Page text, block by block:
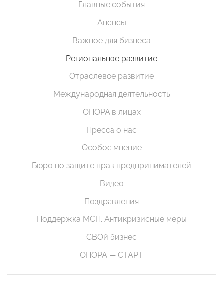
Главные события
Анонсы
Важное для бизнеса
Региональное развитие
Отраслевое развитие
Международная деятельность
ОПОРА в лицах
Пресса о нас
Особое мнение
Бюро по защите прав предпринимателей
Видео
Поздравления
Поддержка МСП. Антикризисные меры
СВОй бизнес
ОПОРА — СТАРТ